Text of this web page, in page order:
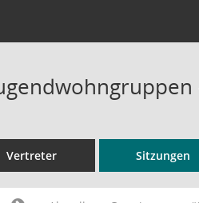
Vertreter Sitzungen